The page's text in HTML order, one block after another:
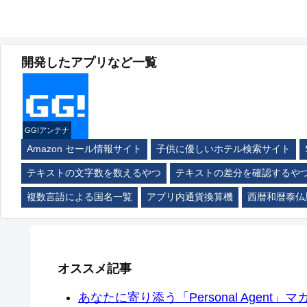
開発したアプリなど一覧
GG!アンテナ
Amazon セール情報サイト 子供に優しいホテル検索サイト
テキストの文字数を数えるやつ テキストの差分を確認するや
複数言語による国名一覧 アプリ内通貨換算機 西暦和暦泰
オススメ記事
あなたに寄り添う「Personal Agent」マ